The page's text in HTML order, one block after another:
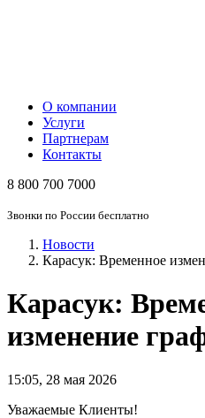
О компании
Услуги
Партнерам
Контакты
8 800 700 7000
Звонки по России бесплатно
Новости
Карасук: Временное
Карасук:
изменение
15:05, 28 мая 2026
Уважаемые Клиенты!